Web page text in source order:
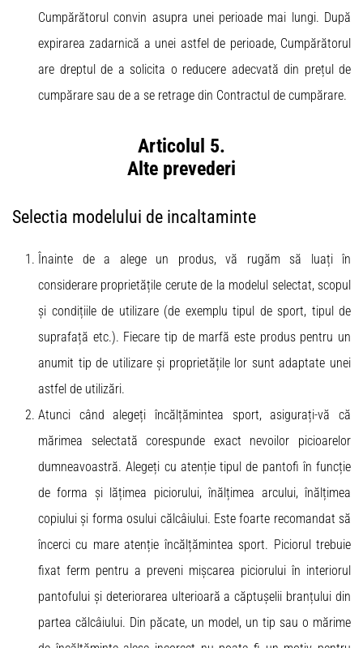
Cumpărătorul convin asupra unei perioade mai lungi. După
expirarea zadarnică a unei astfel de perioade, Cumpărătorul
are dreptul de a solicita o reducere adecvată din prețul de
cumpărare sau de a se retrage din Contractul de cumpărare.
Articolul 5.
Alte prevederi
Selectia modelului de incaltaminte
Înainte de a alege un produs, vă rugăm să luați în
considerare proprietățile cerute de la modelul selectat, scopul
și condițiile de utilizare (de exemplu tipul de sport, tipul de
suprafață etc.). Fiecare tip de marfă este produs pentru un
anumit tip de utilizare și proprietățile lor sunt adaptate unei
astfel de utilizări.
Atunci când alegeți încălțămintea sport, asigurați-vă că
mărimea selectată corespunde exact nevoilor picioarelor
dumneavoastră. Alegeți cu atenție tipul de pantofi în funcție
de forma și lățimea piciorului, înălțimea arcului, înălțimea
copiului și forma osului călcâiului. Este foarte recomandat să
încerci cu mare atenție încălțămintea sport. Piciorul trebuie
fixat ferm pentru a preveni mișcarea piciorului în interiorul
pantofului și deteriorarea ulterioară a căptușelii branțului din
partea călcâiului. Din păcate, un model, un tip sau o mărime